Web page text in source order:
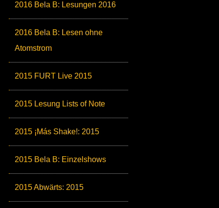
2016 Bela B: Lesungen 2016
2016 Bela B: Lesen ohne
Atomstrom
2015 FURT Live 2015
2015 Lesung Lists of Note
2015 ¡Más Shake!: 2015
2015 Bela B: Einzelshows
2015 Abwärts: 2015